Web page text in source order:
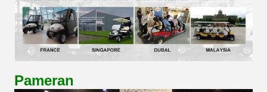
Pameran